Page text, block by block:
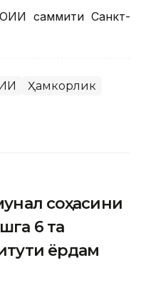
саммити Санкт-
Ҳамкорлик
соҳасини
6 та
ёрдам